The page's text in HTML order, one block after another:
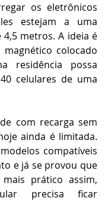
os eletrônicos
estejam a uma
metros. A ideia é
colocado
residência possa
celulares de uma
com recarga sem
ainda é limitada.
compatíveis
e já se provou que
prático assim,
precisa ficar